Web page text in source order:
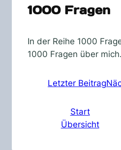
1000 Fragen
In der Reihe 1000
1000 Fragen über mich.
Letzter Beitrag
Start
Übersicht